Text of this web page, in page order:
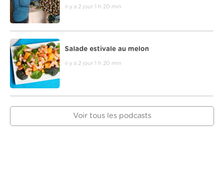
il y a 2 jour 1 h 20 min
Salade estivale au melon
il y a 2 jour 1 h 20 min
Voir tous les podcasts